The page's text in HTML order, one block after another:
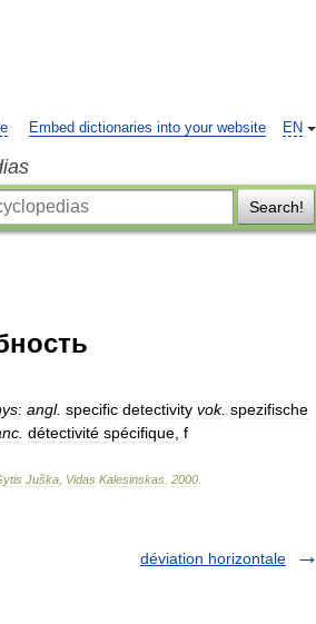
EN
Embed dictionaries into your website
Search!
: angl. specific detectivity vok. spezifische
détectivité spécifique f
Juška Vidas Kalesinskas 2000
déviation horizontale